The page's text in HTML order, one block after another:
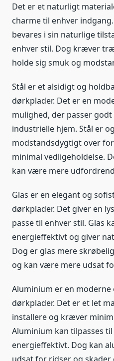
Det er et naturligt
charme til enhver
bevares i sin naturlige
enhver stil. Dog kræver
holde sig smuk og
Stål er et alsidigt og
dørkplader. Det er en
mulighed, der passer
industrielle hjem. Stål er
modstandsdygtigt over
minimal vedligeholdelse.
kan være mere
Glas er en elegant og
dørkplader. Det giver en
passe til enhver stil. Glas
energieffektivt og giver
Dog er glas mere
og kan være mere udsat
Aluminium er en
dørkplader. Det er et let
installere og kræver
Aluminium kan tilpasses
energieffektivt. Dog kan